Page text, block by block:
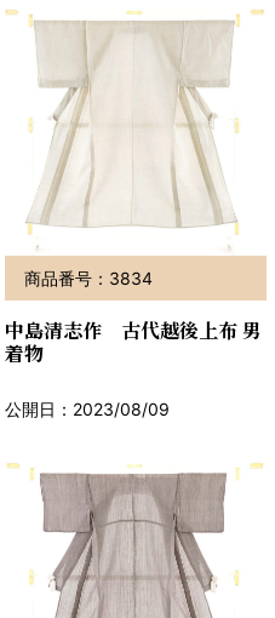
商品番号：3834
中島清志作 古代越後上布 男
着物
公開日：2023/08/09